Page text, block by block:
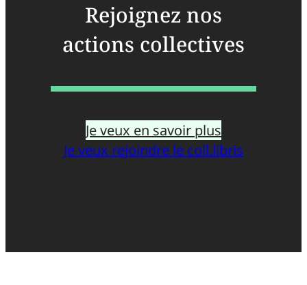
Rejoignez nos
actions collectives
Je veux en savoir plus
Je veux rejoindre le coll.libris